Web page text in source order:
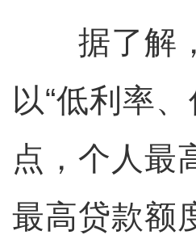
据了解，
以“低利率
点，个人最
最高贷款额